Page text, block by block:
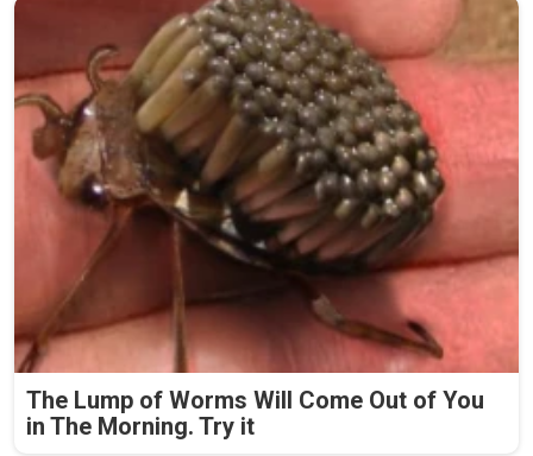
The Lump of Worms Will Come Out of You
in The Morning. Try it